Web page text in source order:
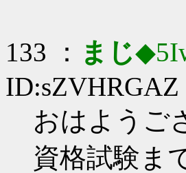
133 ： まじ
ID:sZVHRGAZ
おはようご
資格試験ま